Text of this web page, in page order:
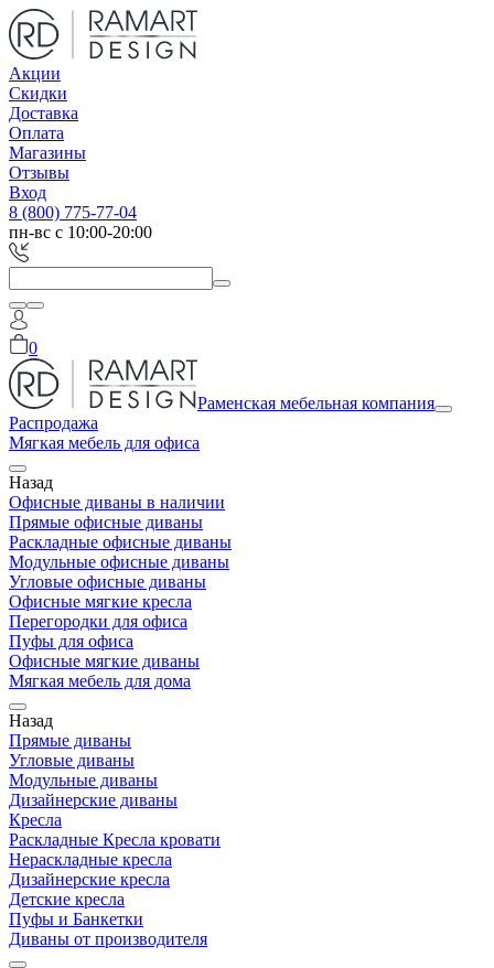
Акции
Скидки
Доставка
Оплата
Магазины
Отзывы
Вход
8 (800) 775-77-04
пн-вс с 10:00-20:00
0
Раменская мебельная компания
Распродажа
Мягкая мебель для офиса
Назад
Офисные диваны в наличии
Прямые офисные диваны
Раскладные офисные диваны
Модульные офисные диваны
Угловые офисные диваны
Офисные мягкие кресла
Перегородки для офиса
Пуфы для офиса
Офисные мягкие диваны
Мягкая мебель для дома
Назад
Прямые диваны
Угловые диваны
Модульные диваны
Дизайнерские диваны
Кресла
Раскладные Кресла кровати
Нераскладные кресла
Дизайнерские кресла
Детские кресла
Пуфы и Банкетки
Диваны от производителя